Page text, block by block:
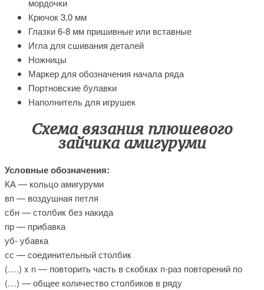
Крючок 3,0 мм
Глазки 6-8 мм пришивные или вставные
Игла для сшивания деталей
Ножницы
Маркер для обозначения начала ряда
Портновские булавки
Наполнитель для игрушек
Схема вязания плюшевого
зайчика амигуруми
Условные обозначения:
КА — кольцо амигуруми
вп — воздушная петля
сбн — столбик без накида
пр — прибавка
уб- убавка
сс — соединительный столбик
(….) x n — повторить часть в скобках п-раз повторений по
(…) — общее количество столбиков в ряду